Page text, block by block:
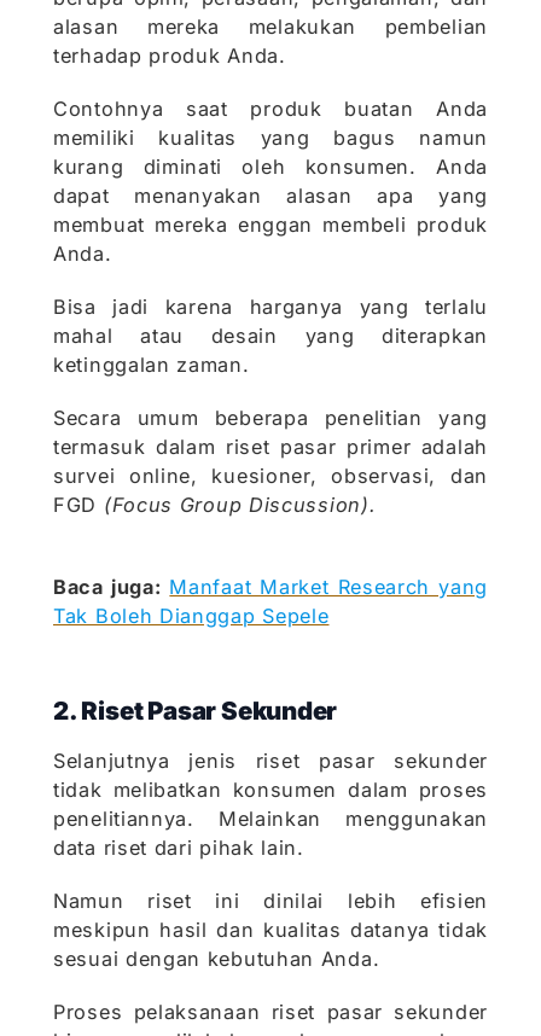
alasan mereka melakukan pembelian
terhadap produk Anda.
Contohnya saat produk buatan Anda
memiliki kualitas yang bagus namun
kurang diminati oleh konsumen. Anda
dapat menanyakan alasan apa yang
membuat mereka enggan membeli produk
Anda.
Bisa jadi karena harganya yang terlalu
mahal atau desain yang diterapkan
ketinggalan zaman.
Secara umum beberapa penelitian yang
termasuk dalam riset pasar primer adalah
survei online, kuesioner, observasi, dan
FGD (Focus Group Discussion).
Baca juga: Manfaat Market Research yang
Tak Boleh Dianggap Sepele
2. Riset Pasar Sekunder
Selanjutnya jenis riset pasar sekunder
tidak melibatkan konsumen dalam proses
penelitiannya. Melainkan menggunakan
data riset dari pihak lain.
Namun riset ini dinilai lebih efisien
meskipun hasil dan kualitas datanya tidak
sesuai dengan kebutuhan Anda.
Proses pelaksanaan riset pasar sekunder